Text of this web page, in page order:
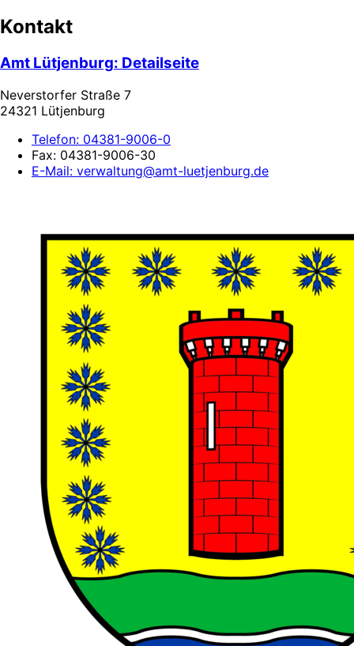
Kontakt
Amt Lütjenburg: Detailseite
Neverstorfer Straße 7
24321 Lütjenburg
Telefon: 04381-9006-0
Fax: 04381-9006-30
E-Mail: verwaltung@amt-luetjenburg.de